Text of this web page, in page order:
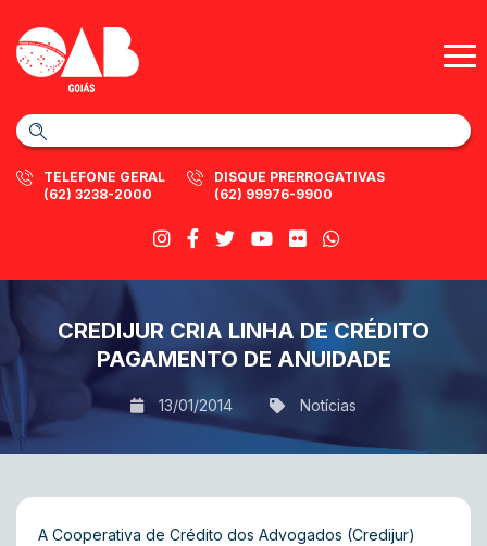
TELEFONE GERAL
(62) 3238-2000
DISQUE PRERROGATIVAS
(62) 99976-9900
CREDIJUR CRIA LINHA DE CRÉDITO
PAGAMENTO DE ANUIDADE
13/01/2014 Notícias
A Cooperativa de Crédito dos Advogados (Credijur)